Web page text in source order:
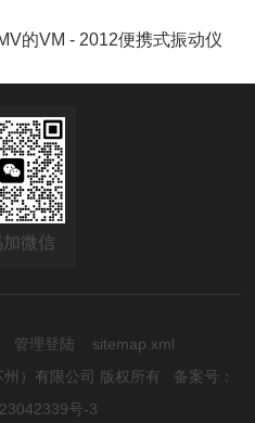
的VM - 2012便携式振动仪
微信
管理登陆
sitemap.xml
）有限公司 版权所有 备案号：
号-3